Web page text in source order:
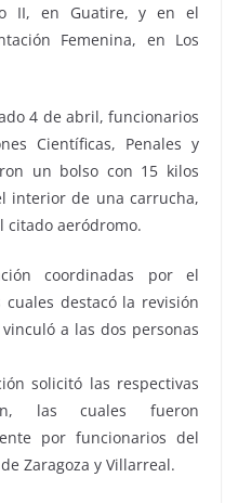
II, en Guatire, y en el
Femenina, en Los
4 de abril, funcionarios
Científicas, Penales y
un bolso con 15 kilos
interior de una carrucha,
citado aeródromo.
coordinadas por el
destacó la revisión
a las dos personas
solicitó las respectivas
las cuales fueron
por funcionarios del
Zaragoza y Villarreal.